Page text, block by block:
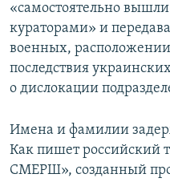
«самостоятельно
кураторами» и
военных,
последствия
о дислокации
Имена и фамилии
Как пишет российский
СМЕРШ», созданный